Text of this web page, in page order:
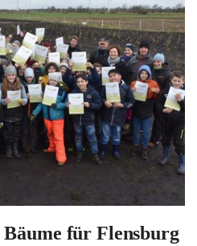
Bäume für Flensburg